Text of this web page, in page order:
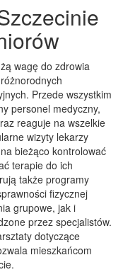
wagę do zdrowia
Przede wszystkim
personel medyczny,
reaguje na wszelkie
wizyty lekarzy
bieżąco kontrolować
terapie do ich
także programy
fizycznej
grupowe, jak i
przez specjalistów.
dotyczące
mieszkańcom